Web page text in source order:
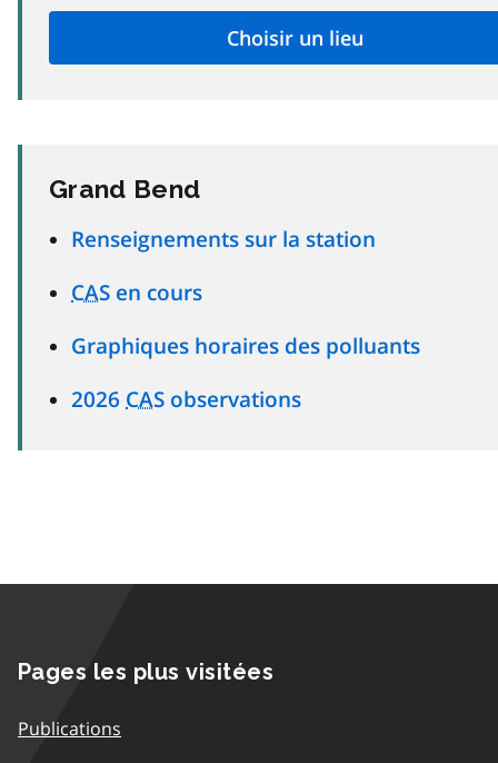
Grand Bend
Renseignements sur la station
CAS en cours
Graphiques horaires des polluants
2026 CAS observations
Pages les plus visitées
Publications